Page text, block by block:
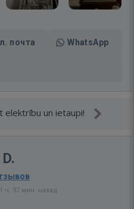
почта WhatsApp
elektrību un ietaupi!
ч. 37 мин. назад